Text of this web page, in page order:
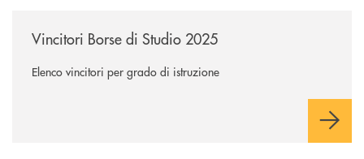
Vincitori Borse di Studio 2025
Elenco vincitori per grado di istruzione